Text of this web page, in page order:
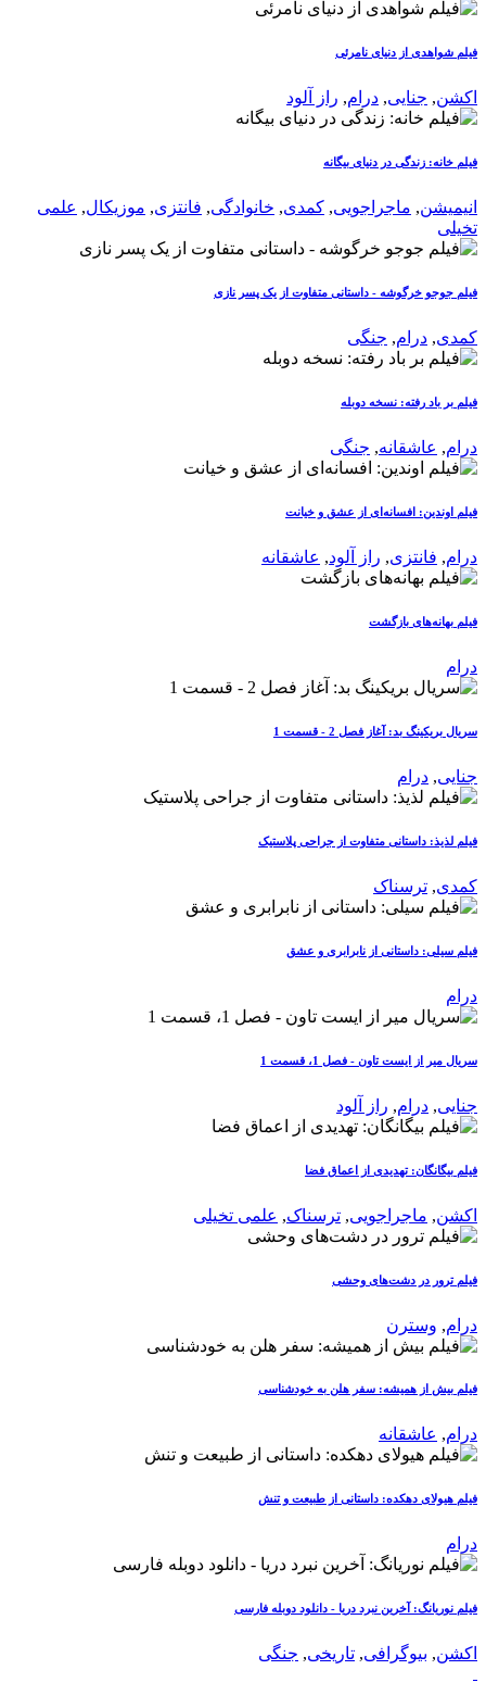
فیلم شواهدی از دنیای نامرئی
اکشن, جنایی, درام, راز آلود
فیلم خانه: زندگی در دنیای بیگانه
انیمیشن, ماجراجویی, کمدی, خانوادگی, فانتزی, موزیکال, علمی
تخیلی
فیلم جوجو خرگوشه - داستانی متفاوت از یک پسر نازی
کمدی, درام, جنگی
فیلم بر باد رفته: نسخه دوبله
درام, عاشقانه, جنگی
فیلم اوندین: افسانه‌ای از عشق و خیانت
درام, فانتزی, راز آلود, عاشقانه
فیلم بهانه‌های بازگشت
درام
سریال بریکینگ بد: آغاز فصل 2 - قسمت 1
جنایی, درام
فیلم لذیذ: داستانی متفاوت از جراحی پلاستیک
کمدی, ترسناک
فیلم سیلی: داستانی از نابرابری و عشق
درام
سریال میر از ایست تاون - فصل 1، قسمت 1
جنایی, درام, راز آلود
فیلم بیگانگان: تهدیدی از اعماق فضا
اکشن, ماجراجویی, ترسناک, علمی تخیلی
فیلم ترور در دشت‌های وحشی
درام, وسترن
فیلم بیش از همیشه: سفر هلن به خودشناسی
درام, عاشقانه
فیلم هیولای دهکده: داستانی از طبیعت و تنش
درام
فیلم نوریانگ: آخرین نبرد دریا - دانلود دوبله فارسی
اکشن, بیوگرافی, تاریخی, جنگی